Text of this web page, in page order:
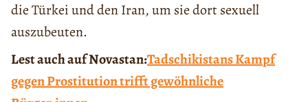
die Türkei und den Iran, um sie dort sexuell
auszubeuten.
Lest auch auf Novastan:Tadschikistans Kampf
gegen Prostitution trifft gewöhnliche